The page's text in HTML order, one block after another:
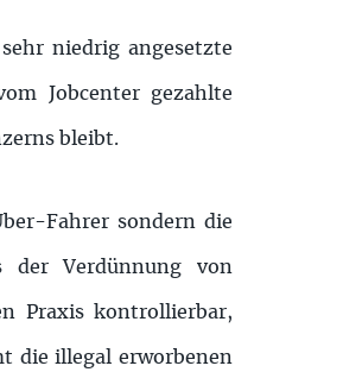
niedrig angesetzte
Jobcenter gezahlte
bleibt.
Fahrer sondern die
der Verdünnung von
Praxis kontrollierbar,
die illegal erworbenen